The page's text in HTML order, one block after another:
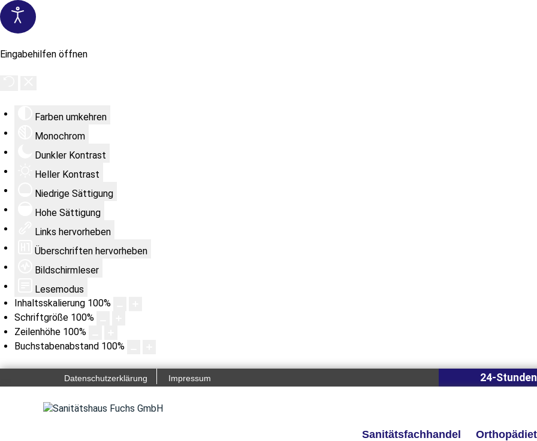
Eingabehilfen öffnen
Farben umkehren
Monochrom
Dunkler Kontrast
Heller Kontrast
Niedrige Sättigung
Hohe Sättigung
Links hervorheben
Überschriften hervorheben
Bildschirmleser
Lesemodus
Inhaltsskalierung 100%
Schriftgröße 100%
Zeilenhöhe 100%
Buchstabenabstand 100%
Datenschutzerklärung Impressum 24-
Sanitätsfachhandel